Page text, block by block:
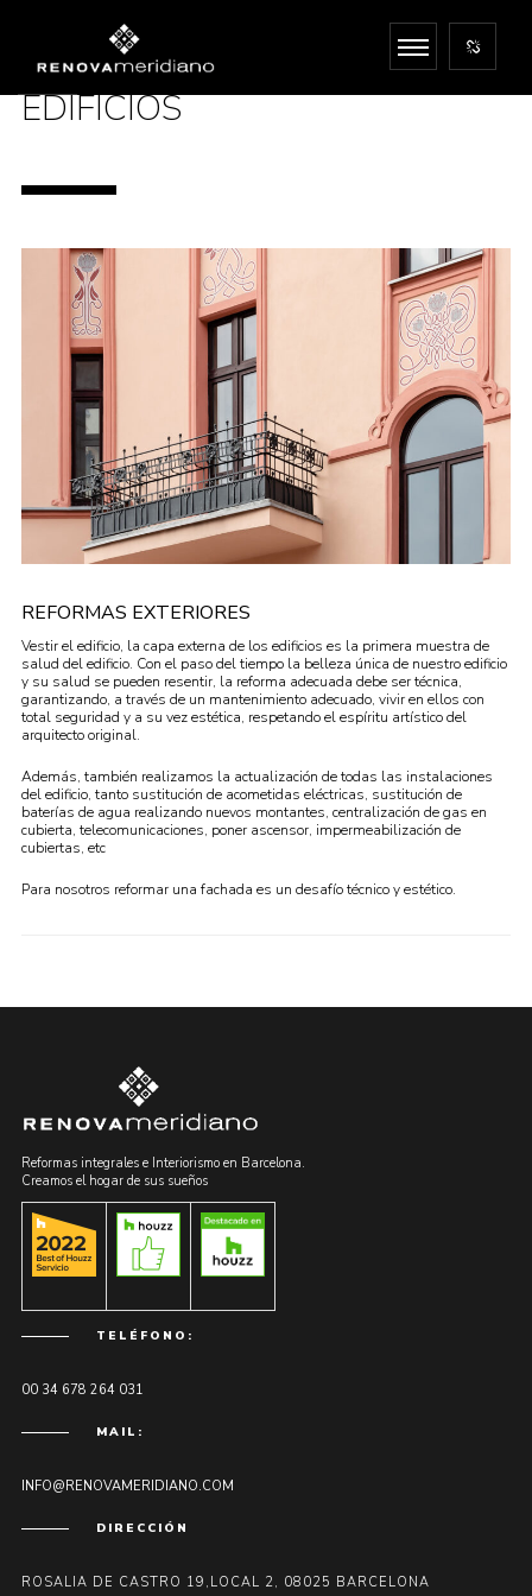
EDIFICIOS
REFORMAS EXTERIORES
Vestir el edificio, la capa externa de los edificios es la primera muestra de
salud del edificio. Con el paso del tiempo la belleza única de nuestro edificio
y su salud se pueden resentir, la reforma adecuada debe ser técnica,
garantizando, a través de un mantenimiento adecuado, vivir en ellos con
total seguridad y a su vez estética, respetando el espíritu artístico del
arquitecto original.
Además, también realizamos la actualización de todas las instalaciones
del edificio, tanto sustitución de acometidas eléctricas, sustitución de
baterías de agua realizando nuevos montantes, centralización de gas en
cubierta, telecomunicaciones, poner ascensor, impermeabilización de
cubiertas, etc
Para nosotros reformar una fachada es un desafío técnico y estético.
Reformas integrales e Interiorismo en Barcelona.
Creamos el hogar de sus sueños
TELÉFONO:
00 34 678 264 031
MAIL:
INFO@RENOVAMERIDIANO.COM
DIRECCIÓN
ROSALIA DE CASTRO 19,LOCAL 2, 08025 BARCELONA